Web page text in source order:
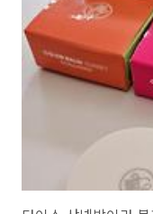
* 였어요 와...이거 대박!
어달라는 곳잘 안 긁히는
일본제 사선 스크래퍼평소
의 가치!저에게는 있네요